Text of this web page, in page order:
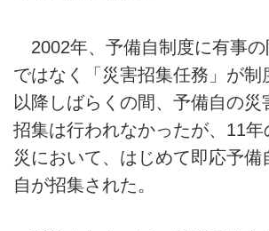
2002年、予備自制度に有事の
ではなく「災害招集任務」が制
以降しばらくの間、予備自の災
招集は行われなかったが、11年
災において、はじめて即応予備
自が招集された。